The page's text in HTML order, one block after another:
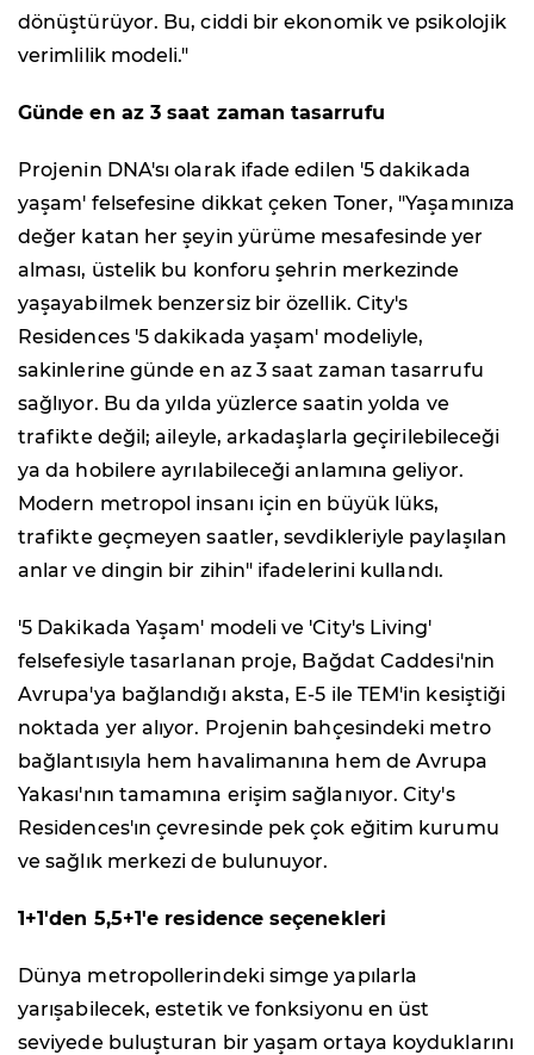
dönüştürüyor. Bu, ciddi bir ekonomik ve psikolojik
verimlilik modeli."
Günde en az 3 saat zaman tasarrufu
Projenin DNA'sı olarak ifade edilen '5 dakikada
yaşam' felsefesine dikkat çeken Toner, "Yaşamınıza
değer katan her şeyin yürüme mesafesinde yer
alması, üstelik bu konforu şehrin merkezinde
yaşayabilmek benzersiz bir özellik. City's
Residences '5 dakikada yaşam' modeliyle,
sakinlerine günde en az 3 saat zaman tasarrufu
sağlıyor. Bu da yılda yüzlerce saatin yolda ve
trafikte değil; aileyle, arkadaşlarla geçirilebileceği
ya da hobilere ayrılabileceği anlamına geliyor.
Modern metropol insanı için en büyük lüks,
trafikte geçmeyen saatler, sevdikleriyle paylaşılan
anlar ve dingin bir zihin" ifadelerini kullandı.
'5 Dakikada Yaşam' modeli ve 'City's Living'
felsefesiyle tasarlanan proje, Bağdat Caddesi'nin
Avrupa'ya bağlandığı aksta, E-5 ile TEM'in kesiştiği
noktada yer alıyor. Projenin bahçesindeki metro
bağlantısıyla hem havalimanına hem de Avrupa
Yakası'nın tamamına erişim sağlanıyor. City's
Residences'ın çevresinde pek çok eğitim kurumu
ve sağlık merkezi de bulunuyor.
1+1'den 5,5+1'e residence seçenekleri
Dünya metropollerindeki simge yapılarla
yarışabilecek, estetik ve fonksiyonu en üst
seviyede buluşturan bir yaşam ortaya koyduklarını